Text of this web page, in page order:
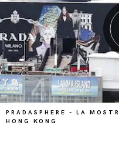
PRADASPHERE - LA
HONG KONG